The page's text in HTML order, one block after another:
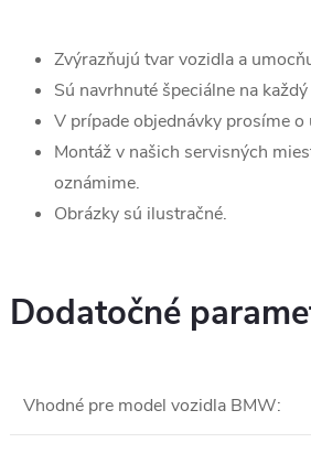
Zvýrazňujú tvar vozidla a
Sú navrhnuté špeciálne na
V prípade objednávky prosíme
Montáž v našich servisných
oznámime.
Obrázky sú ilustračné.
Dodatočné
Vhodné pre model vozidla BMW: